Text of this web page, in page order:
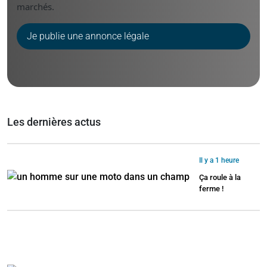
marchés.
Je publie une annonce légale
Les dernières actus
Il y a 1 heure
Ça roule à la
ferme !